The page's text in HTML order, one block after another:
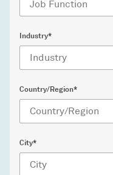
Industry*
Country/Region*
City*